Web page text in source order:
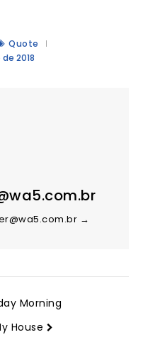
Quote
2018
→
Morning
House